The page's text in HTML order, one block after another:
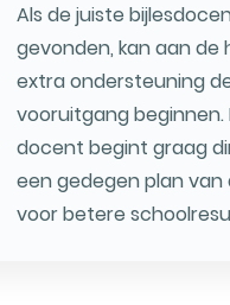
Als de juiste
gevonden, kan aan de
extra ondersteuning
vooruitgang beginnen.
docent begint graag
een gedegen plan van
voor betere